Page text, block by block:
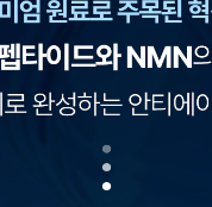
로 페
PAYCO 바로구매